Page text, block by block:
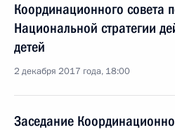
Координационного совета
Национальной стратегии
детей
2 декабря 2017 года, 18:00
Заседание